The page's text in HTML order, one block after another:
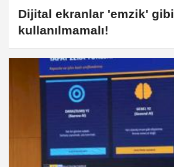
Dijital ekranlar 'emzik' gibi
kullanılmamalı!